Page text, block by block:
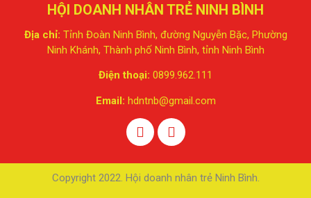
HỘI DOANH NHÂN TRẺ NINH BÌNH
Địa chỉ: Tỉnh Đoàn Ninh Bình, đường Nguyễn Bặc, Phường
Ninh Khánh, Thành phố Ninh Bình, tỉnh Ninh Bình
Điện thoại: 0899.962.111
Email: hdntnb@gmail.com
Copyright 2022. Hội doanh nhân trẻ Ninh Bình.